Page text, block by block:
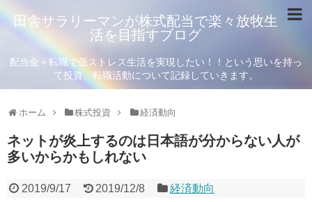
田舎サラリーマンが株式配当で楽々放牧生
活を目指すブログ
配当金＋転職で低ストレス生活を実現したい！！という思いを持っ
て投資、転職活動について記録していきます。
ホーム 株式投資 経済動向
ネットが炎上するのは日本語が分からない人が
多いからかもしれない
2019/9/17 2019/12/8 経済動向